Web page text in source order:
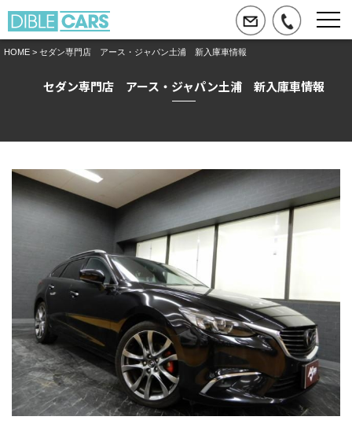
HOME > セダン専門店 アース・ジャパン土浦 新入庫車情報
セダン専門店 アース・ジャパン土浦 新入庫車情報